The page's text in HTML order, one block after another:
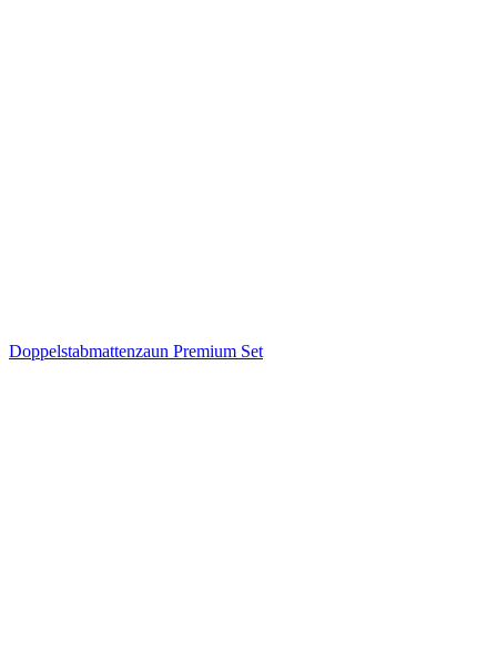
Doppelstabmattenzaun Premium Set